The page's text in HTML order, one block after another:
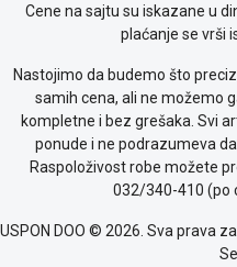
Cene na sajtu su iskazane u
plaćanje se vrši
Nastojimo da budemo što
samih cena, ali ne možemo
kompletne i bez grešaka. Svi
ponude i ne podrazumeva
Raspoloživost robe možete
032/340-410 (po
USPON DOO © 2026. Sva prava